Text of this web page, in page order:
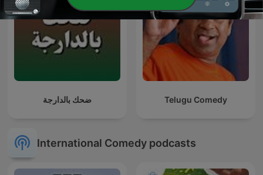
ضحك بالدارجة Telugu Comedy
International Comedy podcasts